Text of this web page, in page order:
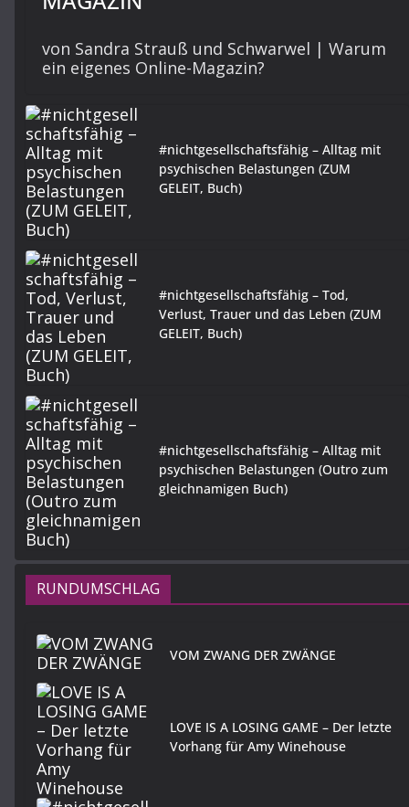
von Sandra Strauß und Schwarwel | Warum
ein eigenes Online-Magazin?
#nichtgesellschaftsfähig – Alltag mit
psychischen Belastungen (ZUM
GELEIT, Buch)
#nichtgesellschaftsfähig – Tod,
Verlust, Trauer und das Leben (ZUM
GELEIT, Buch)
#nichtgesellschaftsfähig – Alltag mit
psychischen Belastungen (Outro zum
gleichnamigen Buch)
RUNDUMSCHLAG
VOM ZWANG DER ZWÄNGE
LOVE IS A LOSING GAME – Der letzte
Vorhang für Amy Winehouse